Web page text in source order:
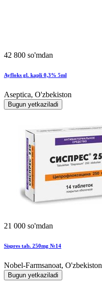
42 800 so'mdan
Ayfloks gl. kapli 0,3% 5ml
Aseptica, O'zbekiston
Bugun yetkaziladi
21 000 so'mdan
Sispres tab. 250mg №14
Nobel-Farmsanoat, O'zbekiston
Bugun yetkaziladi